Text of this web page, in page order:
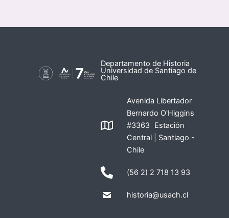
Departamento de Historia
Universidad de Santiago de
Chile
Avenida Libertador
Bernardo O'Higgins
#3363 Estación
Central | Santiago -
Chile
(56 2) 2 718 13 93
historia@usach.cl